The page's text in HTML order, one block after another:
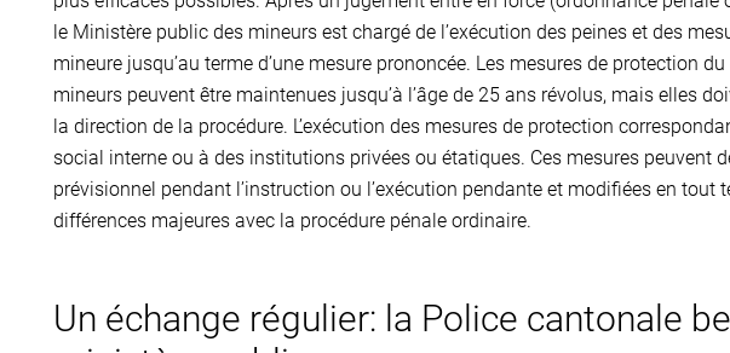
le Ministère public des mineurs est chargé de l’exécution des peines et des
mineure jusqu’au terme d’une mesure prononcée. Les mesures de protection
mineurs peuvent être maintenues jusqu’à l’âge de 25 ans révolus, mais elles
la direction de la procédure. L’exécution des mesures de protection
social interne ou à des institutions privées ou étatiques. Ces mesures peuvent
prévisionnel pendant l’instruction ou l’exécution pendante et modifiées en tout
différences majeures avec la procédure pénale ordinaire.
Un échange régulier: la Police cantonale